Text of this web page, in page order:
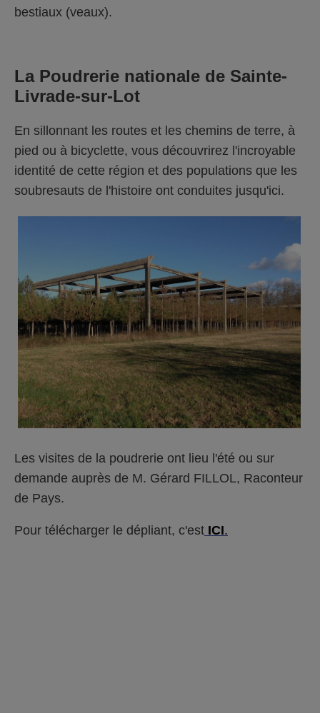
bestiaux (veaux).
La Poudrerie nationale de Sainte-
Livrade-sur-Lot
En sillonnant les routes et les chemins de terre, à
pied ou à bicyclette, vous découvrirez l'incroyable
identité de cette région et des populations que les
soubresauts de l'histoire ont conduites jusqu'ici.
Les visites de la poudrerie ont lieu l'été ou sur
demande auprès de M. Gérard FILLOL, Raconteur
de Pays.
Pour télécharger le dépliant, c'est ICI.